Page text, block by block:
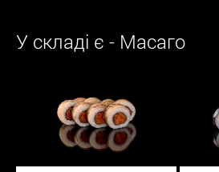
У складі є - Масаго